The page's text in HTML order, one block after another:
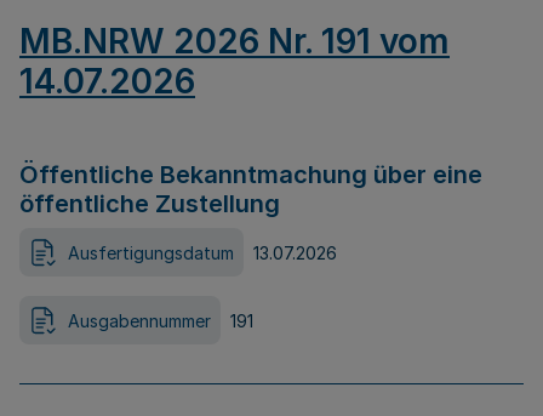
MB.NRW 2026 Nr. 191 vom
14.07.2026
Öffentliche Bekanntmachung über eine
öffentliche Zustellung
Ausfertigungsdatum 13.07.2026
Ausgabennummer 191